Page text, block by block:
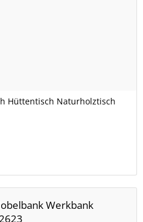
Hüttentisch Naturholztisch